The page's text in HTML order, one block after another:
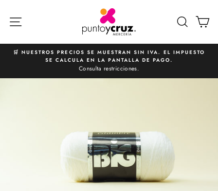
directamente
diapositivas
🛒 NUESTROS PRECIOS SE MUESTRAN SIN IVA. EL IMPUESTO
SE CALCULA EN LA PANTALLA DE PAGO.
Consulta restricciones.